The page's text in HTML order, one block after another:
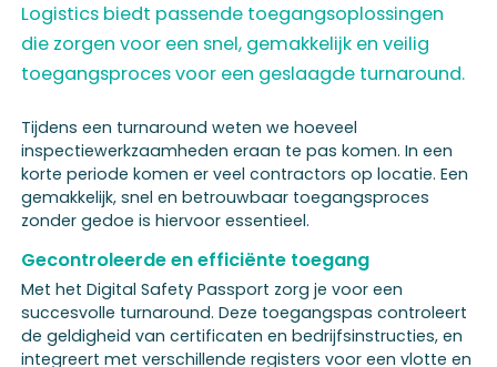
Logistics biedt passende toegangsoplossingen
die zorgen voor een snel, gemakkelijk en veilig
toegangsproces voor een geslaagde turnaround.
Tijdens een turnaround weten we hoeveel
inspectiewerkzaamheden eraan te pas komen. In een
korte periode komen er veel contractors op locatie. Een
gemakkelijk, snel en betrouwbaar toegangsproces
zonder gedoe is hiervoor essentieel.
Gecontroleerde en efficiënte toegang
Met het Digital Safety Passport zorg je voor een
succesvolle turnaround. Deze toegangspas controleert
de geldigheid van certificaten en bedrijfsinstructies, en
integreert met verschillende registers voor een vlotte en